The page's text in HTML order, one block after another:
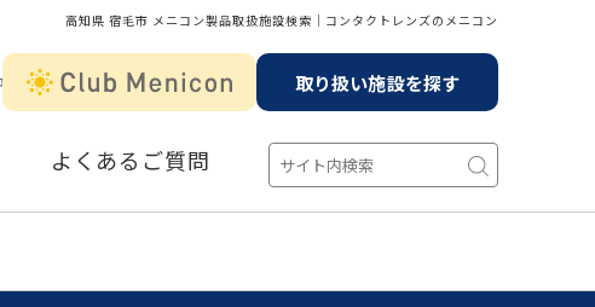
高知県 宿毛市 メニコン製品取扱施設検索│コンタクトレンズのメニコン
取り扱い施設を探す
よくあるご質問